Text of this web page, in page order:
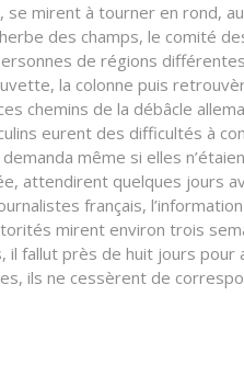
mirent à tourner en rond,
des champs, le comité
de régions
la colonne puis
chemins de la débâcle
eurent des difficultés à
même si elles
attendirent quelques jours
français, l’information
mirent environ trois
il fallut près de huit jours pour
ils ne cessèrent de